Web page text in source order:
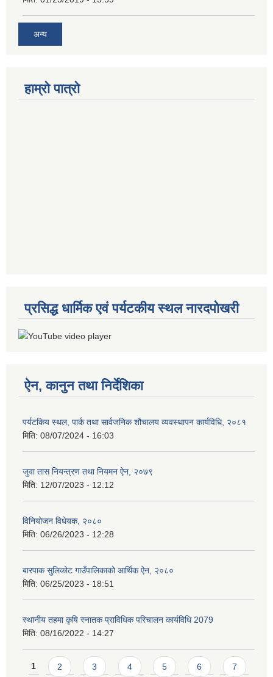
अन्य
हाम्रो पात्रो
प्रसिद्ध धार्मिक एवं पर्यटकीय स्थल नारदपोखरी
ऐन, कानुन तथा निर्देशिका
पर्यटकिय स्थल, पार्क तथा सार्वजनिक शौचालय व्यवस्थापन कार्यविधि, २०८१
मिति: 08/07/2024 - 16:03
जुवा तास नियन्त्रण तथा नियमन ऐन, २०७९
मिति: 12/07/2023 - 12:12
विनियोजन विधेयक, २०८०
मिति: 06/26/2023 - 12:28
बारपाक सुलिकोट गाउँपालिकाको आर्थिक ऐन, २०८०
मिति: 06/25/2023 - 18:51
स्थानीय तहमा कृषि स्नातक प्राविधिक परिचालन कार्यविधि 2079
मिति: 08/16/2022 - 14:27
Pages
1 2 3 4 5 6 7